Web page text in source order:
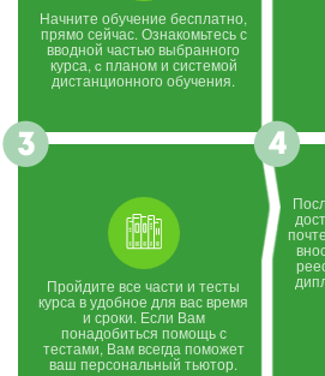
Начните обучение бесплатно,
прямо сейчас. Ознакомьтесь с
вводной частью выбранного
курса, c планом и системой
дистанционного обучения.
Пройдите все части и тесты
курса в удобное для вас время
и сроки. Если Вам
понадобиться помощь с
тестами, Вам всегда поможет
ваш персональный тьютор.